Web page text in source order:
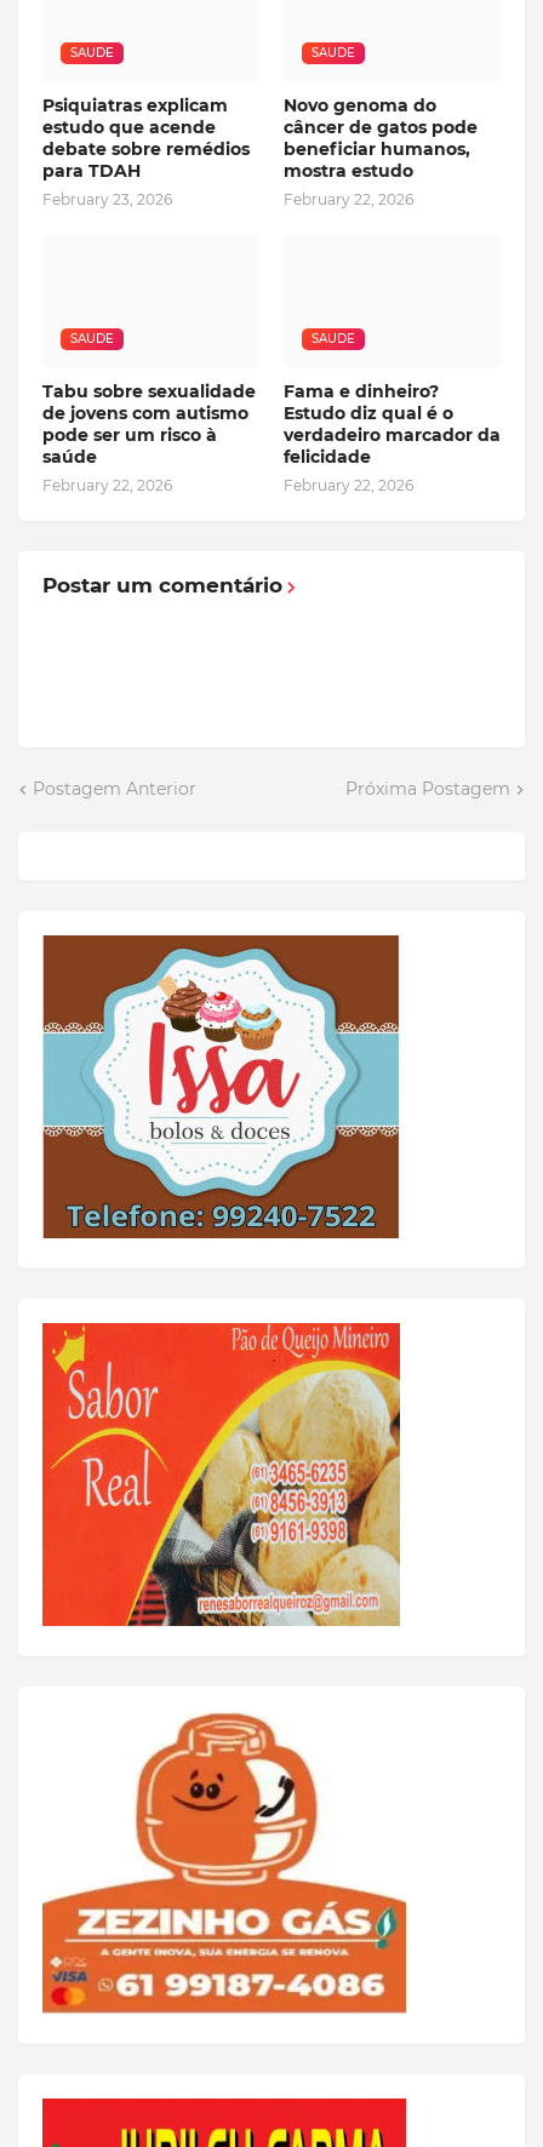
SAUDE
Psiquiatras explicam
estudo que acende
debate sobre remédios
para TDAH
February 23, 2026
SAUDE
Novo genoma do
câncer de gatos pode
beneficiar humanos,
mostra estudo
February 22, 2026
SAUDE
Tabu sobre sexualidade
de jovens com autismo
pode ser um risco à
saúde
February 22, 2026
SAUDE
Fama e dinheiro?
Estudo diz qual é o
verdadeiro marcador da
felicidade
February 22, 2026
Postar um comentário
Postagem Anterior Próxima Postagem